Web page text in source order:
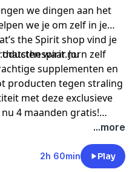
we dingen aan het
we je om zelf in je
the Spirit shop vind je
waar Jorn zelf
supplementen en
producten tegen straling
met deze exclusieve
4 maanden gratis!
truemanshow...more
2h 60min Play